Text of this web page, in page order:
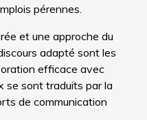
pérennes.
et une approche du
adapté sont les
efficace avec
se sont traduits par la
de communication